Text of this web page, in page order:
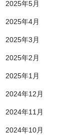
2025年5月
2025年4月
2025年3月
2025年2月
2025年1月
2024年12月
2024年11月
2024年10月